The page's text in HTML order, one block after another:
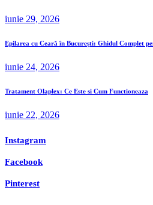
iunie 29, 2026
Epilarea cu Ceară în București: Ghidul Complet
iunie 24, 2026
Tratament Olaplex: Ce Este si Cum Functioneaza
iunie 22, 2026
Instagram
Facebook
Pinterest